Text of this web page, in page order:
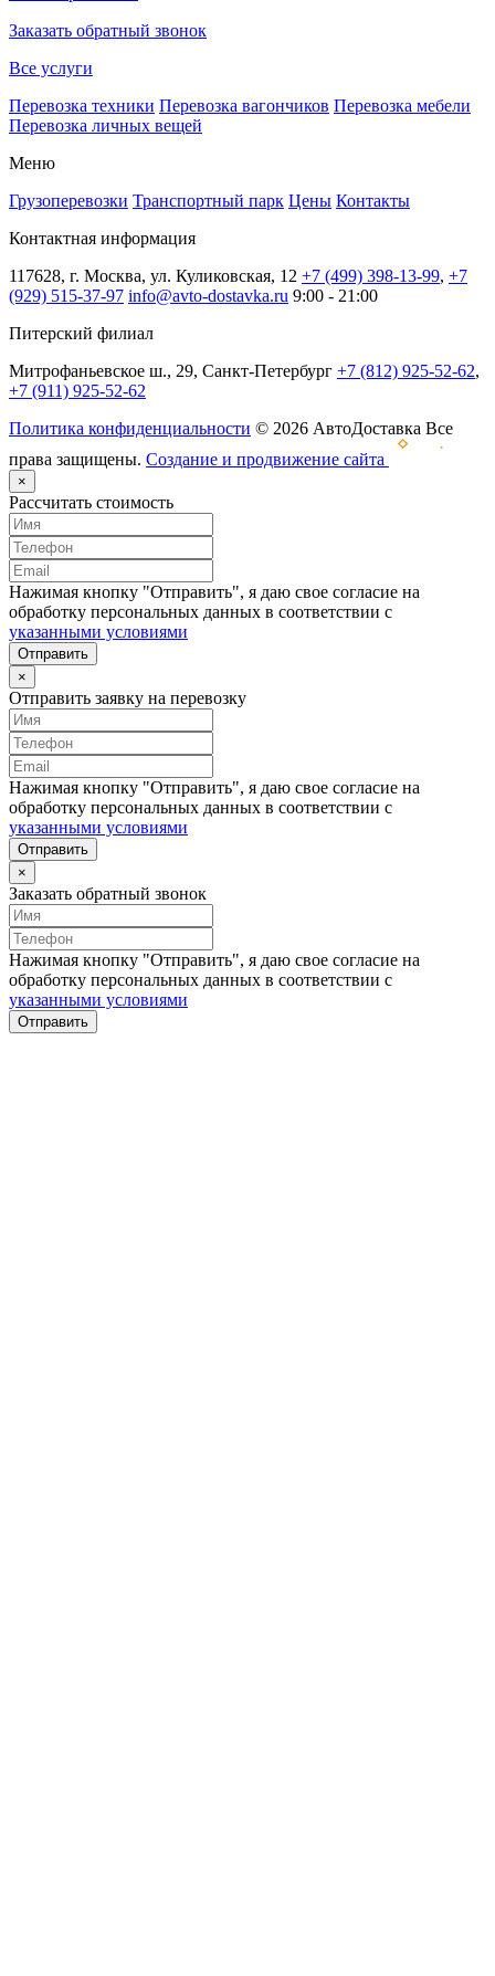
Заказать обратный звонок
Все услуги
Перевозка техники Перевозка вагончиков Перевозка мебели
Перевозка личных вещей
Меню
Грузоперевозки Транспортный парк Цены Контакты
Контактная информация
117628, г. Москва, ул. Куликовская, 12 +7 (499) 398-13-99, +7
(929) 515-37-97 info@avto-dostavka.ru 9:00 - 21:00
Питерский филиал
Митрофаньевское ш., 29, Санкт-Петербург +7 (812) 925-52-62,
+7 (911) 925-52-62
Политика конфиденциальности © 2026 АвтоДоставка Все
права защищены. Создание и продвижение сайта
×
Рассчитать стоимость
Нажимая кнопку "Отправить", я даю свое согласие на
обработку персональных данных в соответствии с
указанными условиями
Отправить
×
Отправить заявку на перевозку
Нажимая кнопку "Отправить", я даю свое согласие на
обработку персональных данных в соответствии с
указанными условиями
Отправить
×
Заказать обратный звонок
Нажимая кнопку "Отправить", я даю свое согласие на
обработку персональных данных в соответствии с
указанными условиями
Отправить